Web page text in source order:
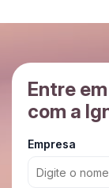
Entre
com a
Empresa